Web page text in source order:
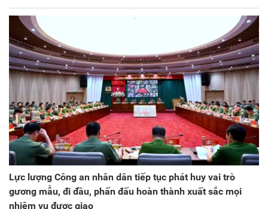
Lực lượng Công an nhân dân tiếp tục phát huy vai trò
gương mẫu, đi đầu, phấn đấu hoàn thành xuất sắc mọi
nhiệm vụ được giao